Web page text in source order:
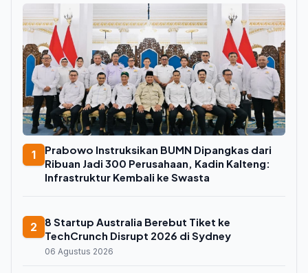
1
Prabowo Instruksikan BUMN Dipangkas dari
Ribuan Jadi 300 Perusahaan, Kadin Kalteng:
Infrastruktur Kembali ke Swasta
2
8 Startup Australia Berebut Tiket ke
TechCrunch Disrupt 2026 di Sydney
06 Agustus 2026